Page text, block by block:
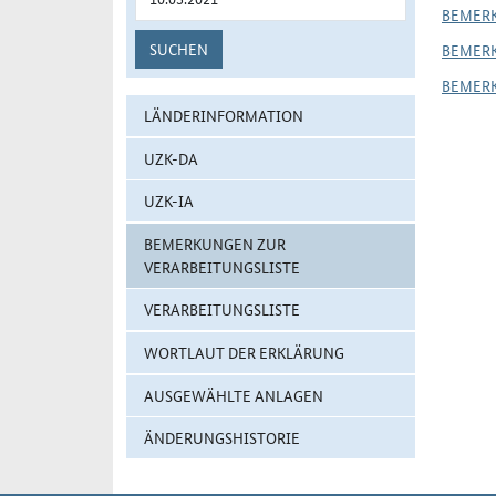
SUCHEN
LÄNDERINFORMATION
UZK-DA
UZK-IA
BEMERKUNGEN ZUR
VERARBEITUNGSLISTE
VERARBEITUNGSLISTE
WORTLAUT DER ERKLÄRUNG
AUSGEWÄHLTE ANLAGEN
ÄNDERUNGSHISTORIE